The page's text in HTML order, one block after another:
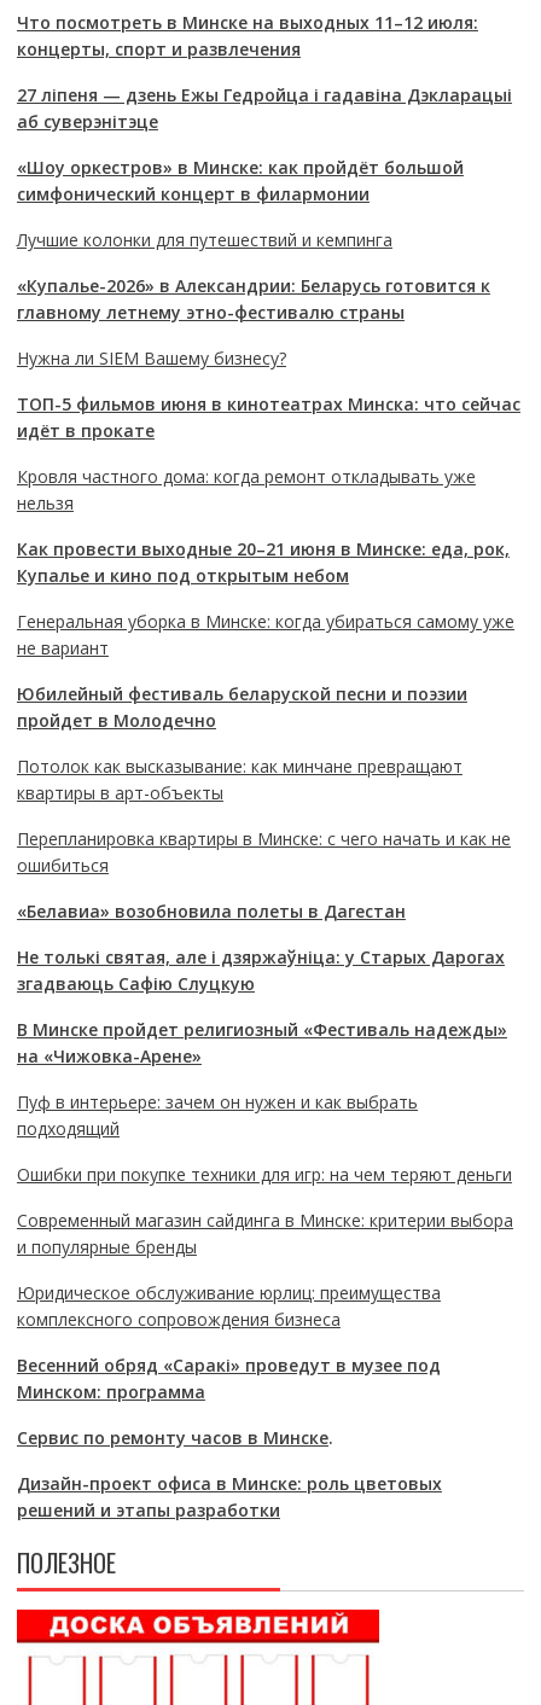
Что посмотреть в Минске на выходных 11–12 июля:
концерты, спорт и развлечения
27 ліпеня — дзень Ежы Гедройца і гадавіна Дэкларацыі
аб суверэнітэце
«Шоу оркестров» в Минске: как пройдёт большой
симфонический концерт в филармонии
Лучшие колонки для путешествий и кемпинга
«Купалье-2026» в Александрии: Беларусь готовится к
главному летнему этно-фестивалю страны
Нужна ли SIEM Вашему бизнесу?
ТОП-5 фильмов июня в кинотеатрах Минска: что сейчас
идёт в прокате
Кровля частного дома: когда ремонт откладывать уже
нельзя
Как провести выходные 20–21 июня в Минске: еда, рок,
Купалье и кино под открытым небом
Генеральная уборка в Минске: когда убираться самому уже
не вариант
Юбилейный фестиваль беларуской песни и поэзии
пройдет в Молодечно
Потолок как высказывание: как минчане превращают
квартиры в арт-объекты
Перепланировка квартиры в Минске: с чего начать и как не
ошибиться
«Белавиа» возобновила полеты в Дагестан
Не толькі святая, але і дзяржаўніца: у Старых Дарогах
згадваюць Сафію Слуцкую
В Минске пройдет религиозный «Фестиваль надежды»
на «Чижовка-Арене»
Пуф в интерьере: зачем он нужен и как выбрать
подходящий
Ошибки при покупке техники для игр: на чем теряют деньги
Современный магазин сайдинга в Минске: критерии выбора
и популярные бренды
Юридическое обслуживание юрлиц: преимущества
комплексного сопровождения бизнеса
Весенний обряд «Саракі» проведут в музее под
Минском: программа
Сервис по ремонту часов в Минске.
Дизайн-проект офиса в Минске: роль цветовых
решений и этапы разработки
ПОЛЕЗНОЕ